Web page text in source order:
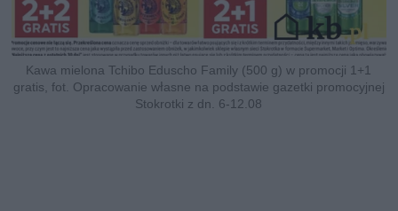
Kawa mielona Tchibo Eduscho Family (500 g) w promocji 1+1
gratis, fot. Opracowanie własne na podstawie gazetki promocyjnej
Stokrotki z dn. 6-12.08